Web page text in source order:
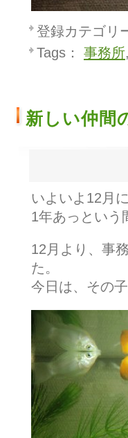
登録カテゴリ
Tags： 事務所,
新しい仲間
いよいよ12月
1年あっという
12月より、事
た。
今日は、その